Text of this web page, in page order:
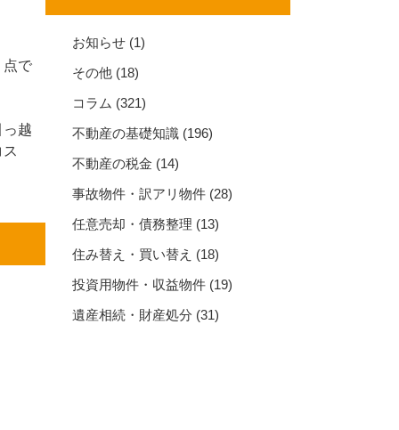
点で
越
お知らせ (1)
その他 (18)
コラム (321)
不動産の基礎知識 (196)
不動産の税金 (14)
事故物件・訳アリ物件 (28)
任意売却・債務整理 (13)
住み替え・買い替え (18)
投資用物件・収益物件 (19)
遺産相続・財産処分 (31)